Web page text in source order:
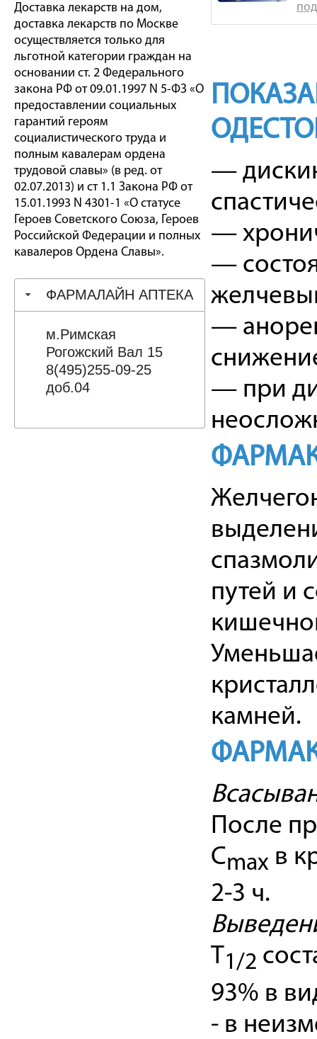
Доставка лекарств на дом,
доставка лекарств по Москве
осуществляется только для
льготной категории граждан на
основании ст. 2 Федерального
закона РФ от 09.01.1997 N 5-ФЗ «О
предоставлении социальных
гарантий героям
социалистического труда и
полным кавалерам ордена
трудовой славы» (в ред. от
02.07.2013) и ст 1.1 Закона РФ от
15.01.1993 N 4301-1 «О статусе
Героев Советского Союза, Героев
Российской Федерации и полных
кавалеров Ордена Славы».
ФАРМАЛАЙН АПТЕКА
м.Римская
Рогожский Вал 15
8(495)255-09-25
доб.04
—
—
—
—
— при
путей и
камней.
После
Cmax в
2-3 ч.
T 1/2
93% в
- в